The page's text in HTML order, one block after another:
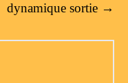
dynamique sortie →